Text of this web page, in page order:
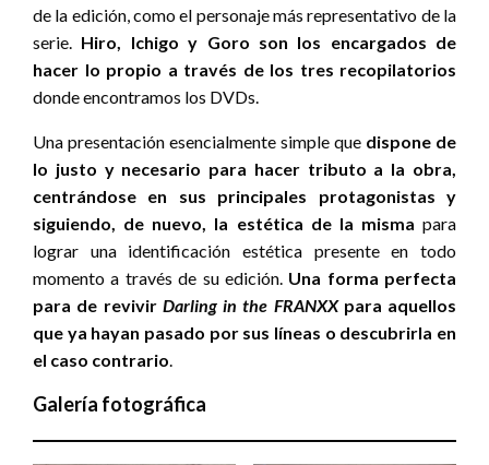
de la edición, como el personaje más representativo de la
serie. Hiro, Ichigo y Goro son los encargados de
hacer lo propio a través de los tres recopilatorios
donde encontramos los DVDs.
Una presentación esencialmente simple que dispone de
lo justo y necesario para hacer tributo a la obra,
centrándose en sus principales protagonistas y
siguiendo, de nuevo, la estética de la misma para
lograr una identificación estética presente en todo
momento a través de su edición. Una forma perfecta
para de revivir Darling in the FRANXXpara aquellos
que ya hayan pasado por sus líneas o descubrirla en
el caso contrario.
Galería fotográfica